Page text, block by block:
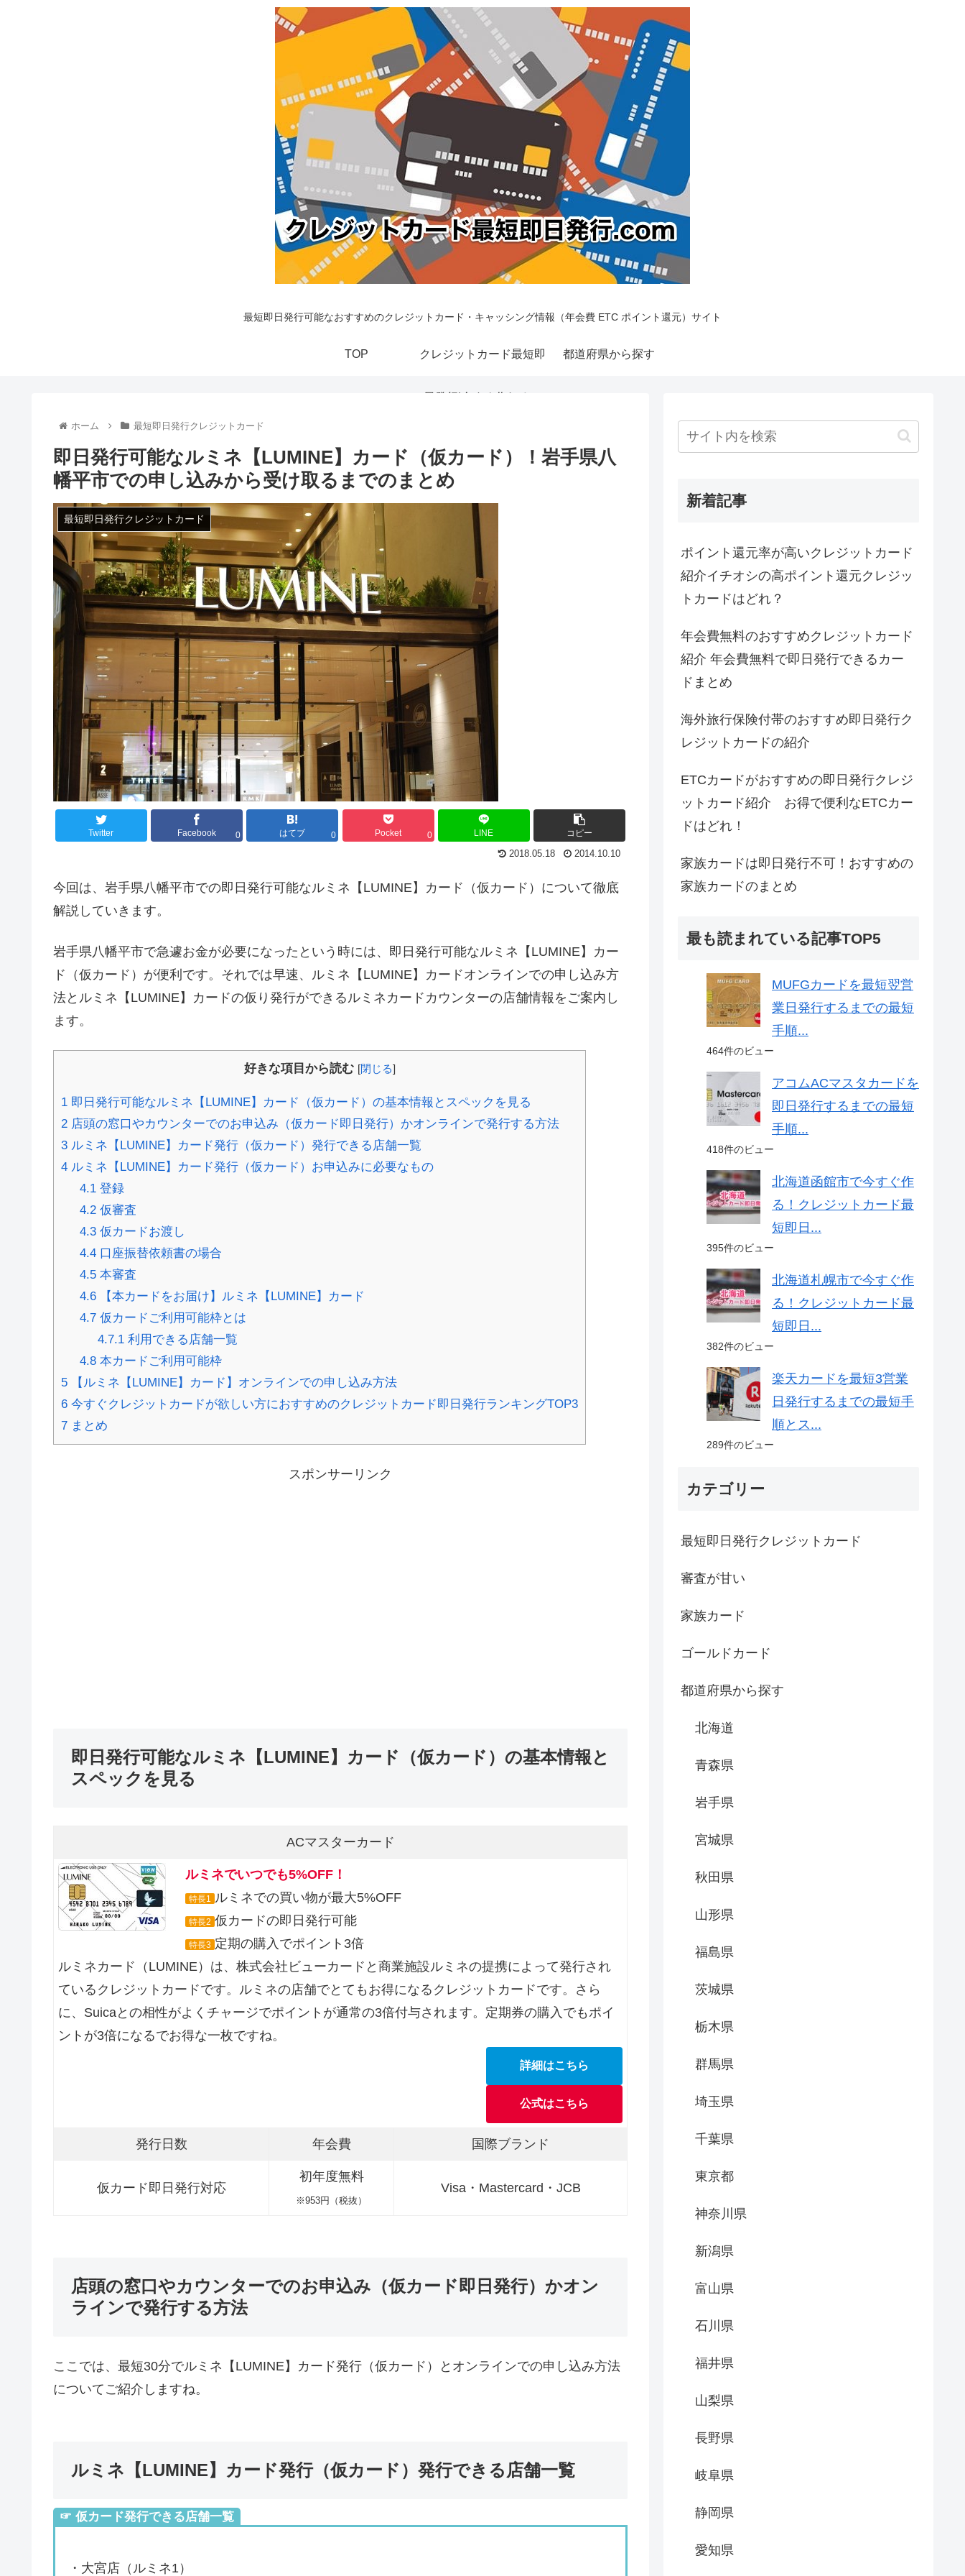
最短即日発行可能なおすすめのクレジットカード・キャッシング情報（年会費 ETC ポイント還元）サイト
TOP クレジットカード最短即
日発行|今すぐ作れる！
都道府県から探す
ホーム 最短即日発行クレジットカード
即日発行可能なルミネ【LUMINE】カード（仮カード）！岩手県八
幡平市での申し込みから受け取るまでのまとめ
最短即日発行クレジットカード
Twitter Facebook 0 はてブ 0 Pocket 0 LINE コピー
2018.05.18 2014.10.10
今回は、岩手県八幡平市での即日発行可能なルミネ【LUMINE】カード（仮カード）について徹底
解説していきます。
岩手県八幡平市で急遽お金が必要になったという時には、即日発行可能なルミネ【LUMINE】カー
ド（仮カード）が便利です。それでは早速、ルミネ【LUMINE】カードオンラインでの申し込み方
法とルミネ【LUMINE】カードの仮り発行ができるルミネカードカウンターの店舗情報をご案内し
ます。
好きな項目から読む [閉じる]
1 即日発行可能なルミネ【LUMINE】カード（仮カード）の基本情報とスペックを見る
2 店頭の窓口やカウンターでのお申込み（仮カード即日発行）かオンラインで発行する方法
3 ルミネ【LUMINE】カード発行（仮カード）発行できる店舗一覧
4 ルミネ【LUMINE】カード発行（仮カード）お申込みに必要なもの
4.1登録
4.2仮審査
4.3仮カードお渡し
4.4口座振替依頼書の場合
4.5本審査
4.6【本カードをお届け】ルミネ【LUMINE】カード
4.7仮カードご利用可能枠とは
4.7.1 利用できる店舗一覧
4.8本カードご利用可能枠
5 【ルミネ【LUMINE】カード】オンラインでの申し込み方法
6 今すぐクレジットカードが欲しい方におすすめのクレジットカード即日発行ランキングTOP3
7 まとめ
スポンサーリンク
即日発行可能なルミネ【LUMINE】カード（仮カード）の基本情報と
スペックを見る
ACマスターカード
ルミネでいつでも5%OFF！
特長1 ルミネでの買い物が最大5%OFF
特長2 仮カードの即日発行可能
特長3 定期の購入でポイント3倍
ルミネカード（LUMINE）は、株式会社ビューカードと商業施設ルミネの提携によって発行され
ているクレジットカードです。ルミネの店舗でとてもお得になるクレジットカードです。さら
に、Suicaとの相性がよくチャージでポイントが通常の3倍付与されます。定期券の購入でもポイ
ントが3倍になるでお得な一枚ですね。
詳細はこちら
公式はこちら
発行日数 年会費 国際ブランド
仮カード即日発行対応
初年度無料
※953円（税抜）
Visa・Mastercard・JCB
店頭の窓口やカウンターでのお申込み（仮カード即日発行）かオン
ラインで発行する方法
ここでは、最短30分でルミネ【LUMINE】カード発行（仮カード）とオンラインでの申し込み方法
についてご紹介しますね。
ルミネ【LUMINE】カード発行（仮カード）発行できる店舗一覧
☞ 仮カード発行できる店舗一覧
・大宮店（ルミネ1）
新着記事
ポイント還元率が高いクレジットカード
紹介イチオシの高ポイント還元クレジッ
トカードはどれ？
年会費無料のおすすめクレジットカード
紹介 年会費無料で即日発行できるカー
ドまとめ
海外旅行保険付帯のおすすめ即日発行ク
レジットカードの紹介
ETCカードがおすすめの即日発行クレジ
ットカード紹介 お得で便利なETCカー
ドはどれ！
家族カードは即日発行不可！おすすめの
家族カードのまとめ
最も読まれている記事TOP5
MUFGカードを最短翌営
業日発行するまでの最短
手順...
464件のビュー
アコムACマスタカードを
即日発行するまでの最短
手順...
418件のビュー
北海道函館市で今すぐ作
る！クレジットカード最
短即日...
395件のビュー
北海道札幌市で今すぐ作
る！クレジットカード最
短即日...
382件のビュー
楽天カードを最短3営業
日発行するまでの最短手
順とス...
289件のビュー
カテゴリー
最短即日発行クレジットカード
審査が甘い
家族カード
ゴールドカード
都道府県から探す
北海道
青森県
岩手県
宮城県
秋田県
山形県
福島県
茨城県
栃木県
群馬県
埼玉県
千葉県
東京都
神奈川県
新潟県
富山県
石川県
福井県
山梨県
長野県
岐阜県
静岡県
愛知県